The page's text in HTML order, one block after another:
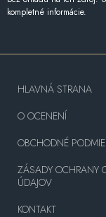
kompletné informácie.
HLAVNÁ STRANA
O OCENENÍ
OBCHODNÉ
ZÁSADY OCHRANY
ÚDAJOV
KONTAKT